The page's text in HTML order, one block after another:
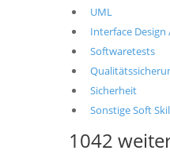
UML
Interface Design
Softwaretests
Sicherheit
Sonstige Soft
1042